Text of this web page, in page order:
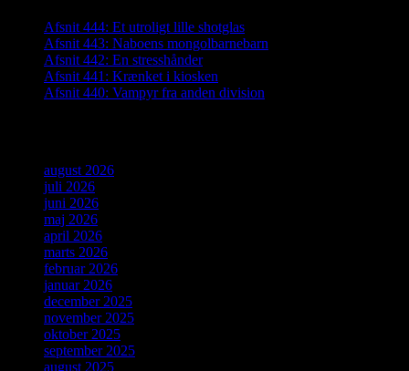
Afsnit 444: Et utroligt lille shotglas
Afsnit 443: Naboens mongolbarnebarn
Afsnit 442: En stresshånder
Afsnit 441: Krænket i kiosken
Afsnit 440: Vampyr fra anden division
august 2026
juli 2026
juni 2026
maj 2026
april 2026
marts 2026
februar 2026
januar 2026
december 2025
november 2025
oktober 2025
september 2025
august 2025